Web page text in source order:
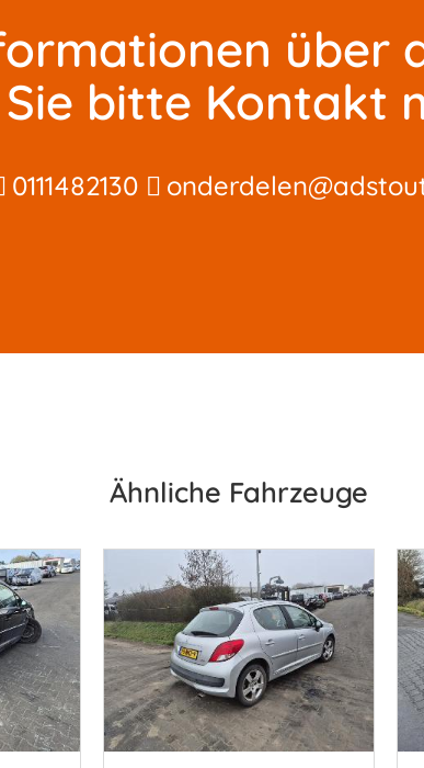
über
bitte Kontakt
0111482130
Ähnliche Fahrzeuge